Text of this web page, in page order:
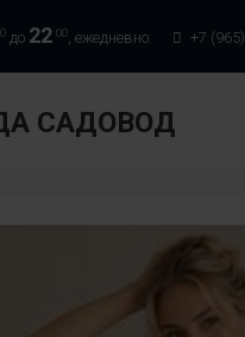
до 22 00, ежедневно: +7 (965)
САДОВОД